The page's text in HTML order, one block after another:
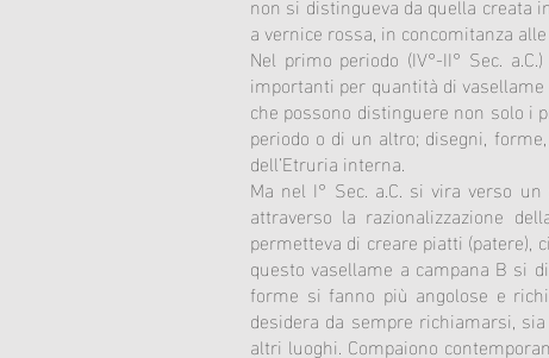
a vernice rossa, in concomitanza
Nel primo periodo (IV°-II° Sec.
importanti per quantità di
che possono distinguere non solo i
periodo o di un altro; disegni,
dell’Etruria interna.
Ma nel I° Sec. a.C. si vira verso
attraverso la razionalizzazione
permetteva di creare piatti (patere),
questo vasellame a campana B si
forme si fanno più angolose e
desidera da sempre richiamarsi,
altri luoghi. Compaiono